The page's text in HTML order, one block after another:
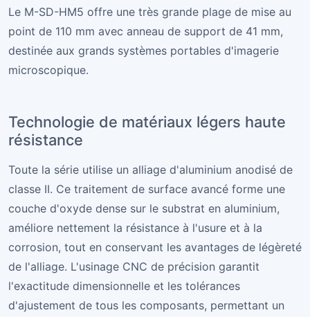
Le M-SD-HM5 offre une très grande plage de mise au
point de 110 mm avec anneau de support de 41 mm,
destinée aux grands systèmes portables d'imagerie
microscopique.
Technologie de matériaux légers haute
résistance
Toute la série utilise un alliage d'aluminium anodisé de
classe II. Ce traitement de surface avancé forme une
couche d'oxyde dense sur le substrat en aluminium,
améliore nettement la résistance à l'usure et à la
corrosion, tout en conservant les avantages de légèreté
de l'alliage. L'usinage CNC de précision garantit
l'exactitude dimensionnelle et les tolérances
d'ajustement de tous les composants, permettant un